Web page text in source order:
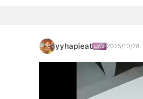
yyhapieat 2025/10/28